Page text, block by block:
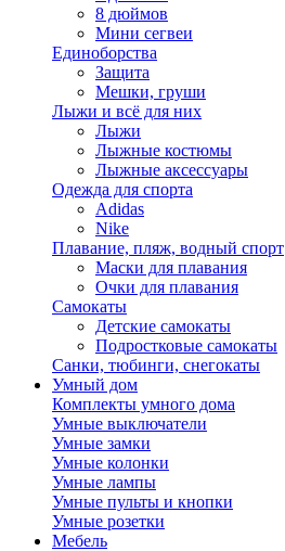
8 дюймов
Мини сегвеи
Единоборства
Защита
Мешки, груши
Лыжи и всё для них
Лыжи
Лыжные костюмы
Лыжные аксессуары
Одежда для спорта
Adidas
Nike
Плавание, пляж, водный спорт
Маски для плавания
Очки для плавания
Самокаты
Детские самокаты
Подростковые самокаты
Санки, тюбинги, снегокаты
Умный дом
Комплекты умного дома
Умные выключатели
Умные замки
Умные колонки
Умные лампы
Умные пульты и кнопки
Умные розетки
Мебель